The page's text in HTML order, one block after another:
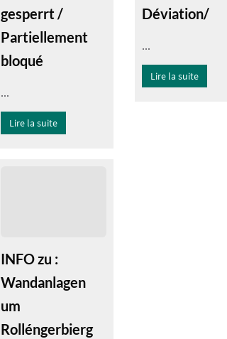
gesperrt /
Partiellement
bloqué
...
Lire la suite
Déviation/
...
Lire la suite
INFO zu :
Wandanlagen
um
Rolléngerbierg